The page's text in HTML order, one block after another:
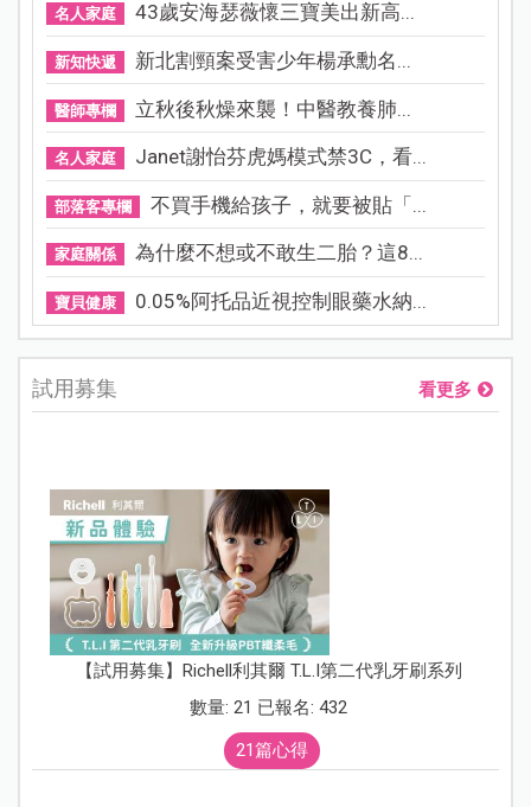
名人家庭 43歲安海瑟薇懷三寶美出新高...
新知快遞 新北割頸案受害少年楊承勳名...
醫師專欄 立秋後秋燥來襲！中醫教養肺...
名人家庭 Janet謝怡芬虎媽模式禁3C，看...
部落客專欄 不買手機給孩子，就要被貼「...
家庭關係 為什麼不想或不敢生二胎？這8...
寶貝健康 0.05%阿托品近視控制眼藥水納...
試用募集 看更多
【試用募集】Richell利其爾 T.L.I第二代乳牙刷系列
數量: 21 已報名: 432
21篇心得